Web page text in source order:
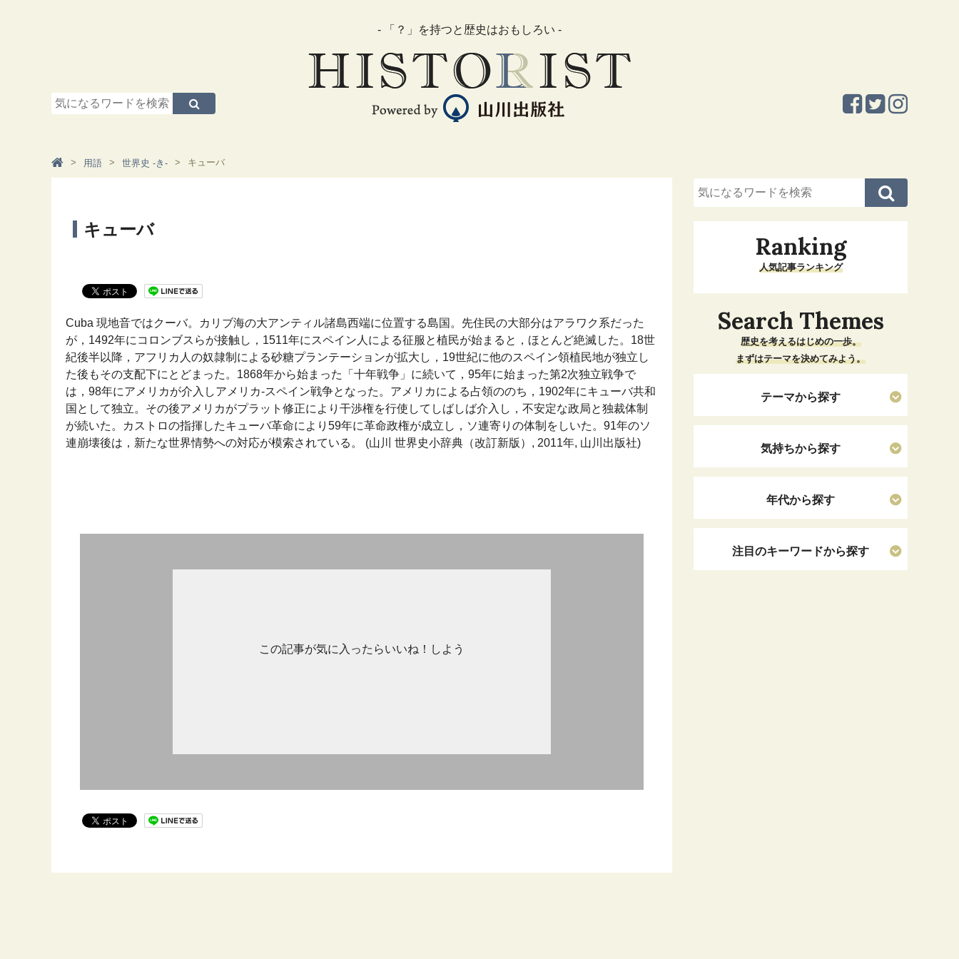
- 「？」を持つと歴史はおもしろい -
用語 世界史 -き- キューバ
キューバ
Cuba 現地音ではクーバ。カリブ海の大アンティル諸島西端に位置する島国。先住民の大部分はアラワク系だった
が，1492年にコロンブスらが接触し，1511年にスペイン人による征服と植民が始まると，ほとんど絶滅した。18世
紀後半以降，アフリカ人の奴隷制による砂糖プランテーションが拡大し，19世紀に他のスペイン領植民地が独立し
た後もその支配下にとどまった。1868年から始まった「十年戦争」に続いて，95年に始まった第2次独立戦争で
は，98年にアメリカが介入しアメリカ‐スペイン戦争となった。アメリカによる占領ののち，1902年にキューバ共和
国として独立。その後アメリカがプラット修正により干渉権を行使してしばしば介入し，不安定な政局と独裁体制
が続いた。カストロの指揮したキューバ革命により59年に革命政権が成立し，ソ連寄りの体制をしいた。91年のソ
連崩壊後は，新たな世界情勢への対応が模索されている。 (山川 世界史小辞典（改訂新版）, 2011年, 山川出版社)
この記事が気に入ったらいいね！しよう
Ranking
人気記事ランキング
Search Themes
歴史を考えるはじめの一歩。
まずはテーマを決めてみよう。
テーマから探す
気持ちから探す
年代から探す
注目のキーワードから探す